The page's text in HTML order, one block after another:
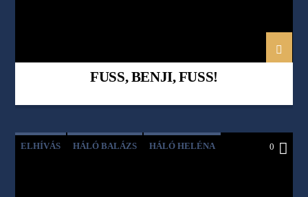
FUSS, BENJI, FUSS!
ELHÍVÁS HÁLÓ BALÁZS HÁLÓ HELÉNA 0